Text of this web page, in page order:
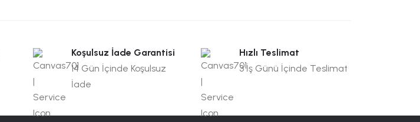
Koşulsuz İade Garantisi
14 Gün İçinde Koşulsuz
İade
Hızlı Teslimat
3 İş Günü İçinde Teslimat